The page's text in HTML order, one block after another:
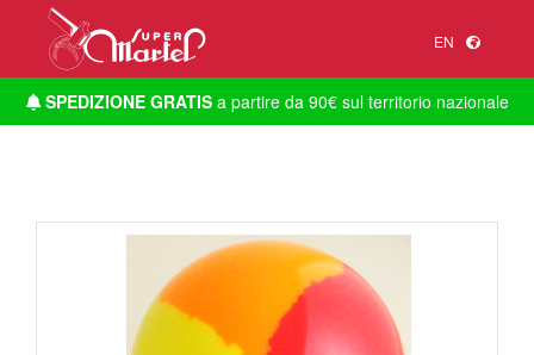
EN
SPEDIZIONE GRATISa partire da 90€ sul territorio nazionale